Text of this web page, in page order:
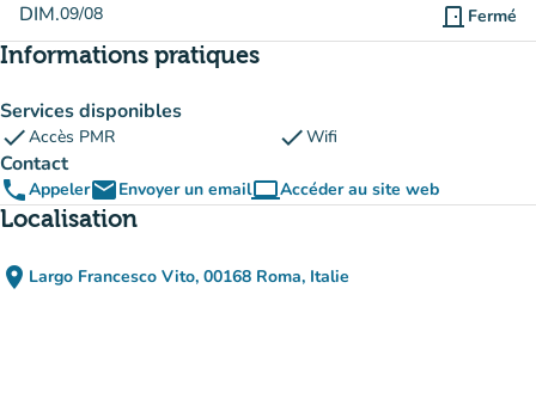
DIM.09/08 door_front Fermé
Informations pratiques
Services disponibles
checkAccès PMR checkWifi
Contact
phoneAppeleremailEnvoyer un emailcomputerAccéder au site web
(nouvel onglet)
Localisation
place Largo Francesco Vito, 00168 Roma, Italie
(ouvrir dans Google Maps)
(nouvel onglet)